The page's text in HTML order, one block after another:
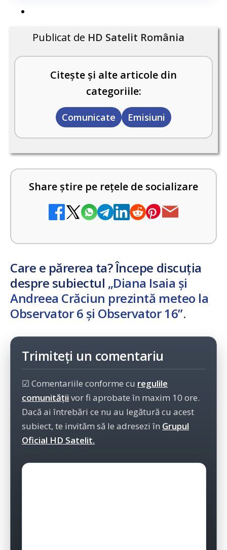
Publicat de HD Satelit România
Citește și alte articole din
categoriile:
Comunicate Emisiuni
Share știre pe rețele de socializare
Care e părerea ta? Începe discuția
despre subiectul „Diana Isaia și
Andreea Crăciun prezintă meteo la
Observator 6 și Observator 16”.
Trimiteți un comentariu
☑ Comentariile conforme cu regulile
comunității vor fi aprobate în maxim 10 ore.
Dacă ai întrebări ce nu au legătură cu acest
subiect, te invităm să le adresezi în Grupul
Oficial HD Satelit.